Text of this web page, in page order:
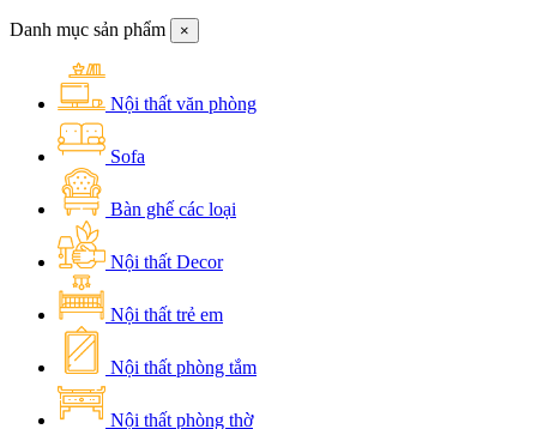
Danh mục sản phẩm ×
Nội thất văn phòng
Sofa
Bàn ghế các loại
Nội thất Decor
Nội thất trẻ em
Nội thất phòng tắm
Nội thất phòng thờ